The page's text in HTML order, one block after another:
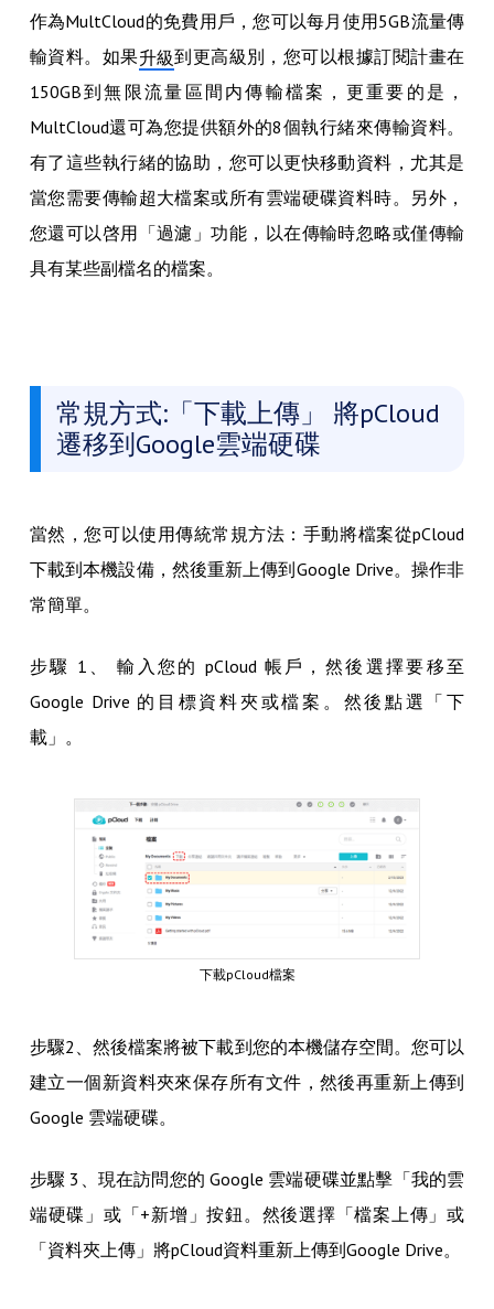
作為MultCloud的免費用戶，您可以每月使用5GB流量傳
輸資料。如果升級到更高級別，您可以根據訂閱計畫在
150GB到無限流量區間内傳輸檔案，更重要的是，
MultCloud還可為您提供額外的8個執行緒來傳輸資料。
有了這些執行緒的協助，您可以更快移動資料，尤其是
當您需要傳輸超大檔案或所有雲端硬碟資料時。另外，
您還可以啓用「過濾」功能，以在傳輸時忽略或僅傳輸
具有某些副檔名的檔案。
常規方式:「下載上傳」 將pCloud
遷移到Google雲端硬碟
當然，您可以使用傳統常規方法：手動將檔案從pCloud
下載到本機設備，然後重新上傳到Google Drive。操作非
常簡單。
步驟 1、 輸入您的 pCloud 帳戶，然後選擇要移至
Google Drive 的目標資料夾或檔案。然後點選「下
載」。
下載pCloud檔案
步驟2、然後檔案將被下載到您的本機儲存空間。您可以
建立一個新資料夾來保存所有文件，然後再重新上傳到
Google 雲端硬碟。
步驟 3、現在訪問您的 Google 雲端硬碟並點擊「我的雲
端硬碟」或「+新增」按鈕。然後選擇「檔案上傳」或
「資料夾上傳」將pCloud資料重新上傳到Google Drive。